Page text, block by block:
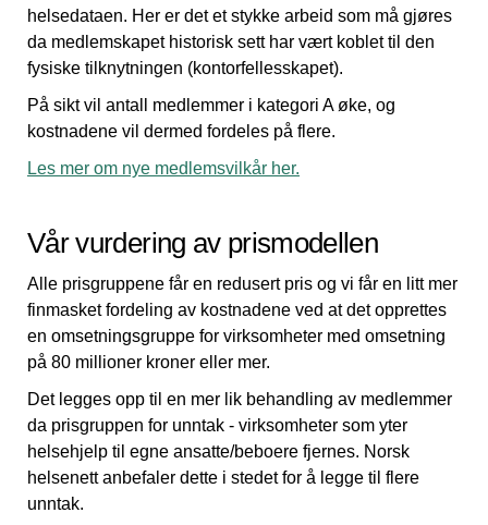
helsedataen. Her er det et stykke arbeid som må gjøres
da medlemskapet historisk sett har vært koblet til den
fysiske tilknytningen (kontorfellesskapet).
På sikt vil antall medlemmer i kategori A øke, og
kostnadene vil dermed fordeles på flere.
Les mer om nye medlemsvilkår her.
Vår vurdering av prismodellen
Alle prisgruppene får en redusert pris og vi får en litt mer
finmasket fordeling av kostnadene ved at det opprettes
en omsetningsgruppe for virksomheter med omsetning
på 80 millioner kroner eller mer.
Det legges opp til en mer lik behandling av medlemmer
da prisgruppen for unntak - virksomheter som yter
helsehjelp til egne ansatte/beboere fjernes. Norsk
helsenett anbefaler dette i stedet for å legge til flere
unntak.